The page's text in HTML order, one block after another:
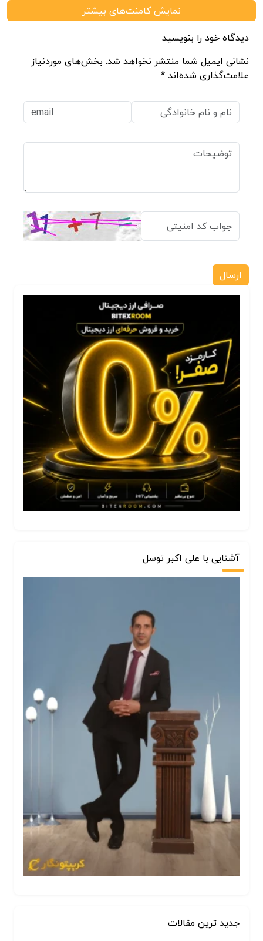
نمایش کامنت‌های بیشتر
دیدگاه خود را بنویسید
نشانی ایمیل شما منتشر نخواهد شد. بخش‌های موردنیاز
علامت‌گذاری شده‌اند *
ارسال
آشنایی با علی اکبر توسل
جدید ترین مقالات